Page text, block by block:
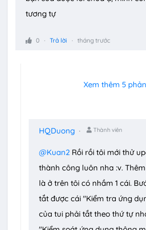
tương tự
0 Trả lời tháng trước
Xem thêm 5
HQDuong Thành viên
@Kuan2 Rồi rồi tôi mới thử
thành công luôn nha :v.
là ở trên tôi có nhầm 1 cái.
tắt được cái "Kiểm tra ứng
của tui phải tắt theo thứ tự